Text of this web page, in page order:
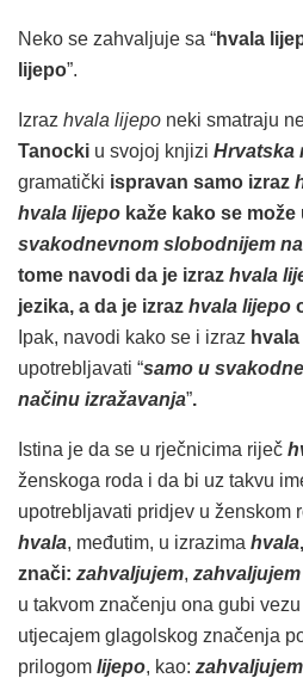
Neko se zahvaljuje sa “hvala
lijepo”.
Izraz hvala lijepo neki smatraju
Tanocki u svojoj knjizi Hrvatska
gramatički ispravan samo izraz
hvala lijepo kaže kako se
svakodnevnom slobodnijem
tome navodi da je izraz hvala
jezika, a da je izraz hvala lijepo
Ipak, navodi kako se i izraz
upotrebljavati “samo u
načinu izražavanja”.
Istina je da se u rječnicima riječ
ženskoga roda i da bi uz takvu
upotrebljavati pridjev u ženskom
hvala, međutim, u izrazima hvala,
znači: zahvaljujem,
u takvom značenju ona gubi
utjecajem glagolskog značenja
prilogom lijepo, kao: